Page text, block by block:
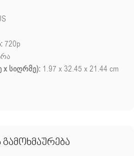
720p
x სიღრმე): 1.97 x 32.45 x 21.44 cm